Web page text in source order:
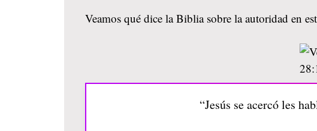
Veamos qué dice la Biblia sobre la autoridad en
“Jesús se acercó les